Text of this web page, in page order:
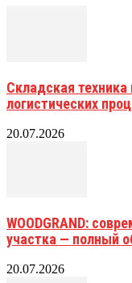
Складская
логистических
20.07.2026
WOODGRAND:
участка — полный
20.07.2026